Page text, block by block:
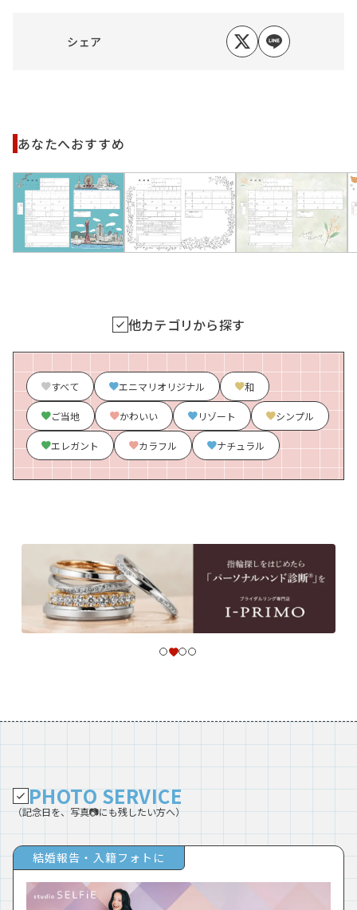
シェア
あなたへおすすめ
他カテゴリから探す
すべて エニマリオリジナル 和
ご当地 かわいい リゾート シンプル
エレガント カラフル ナチュラル
PHOTO SERVICE
（記念日を、写真📷にも残したい方へ）
結婚報告・入籍フォトに